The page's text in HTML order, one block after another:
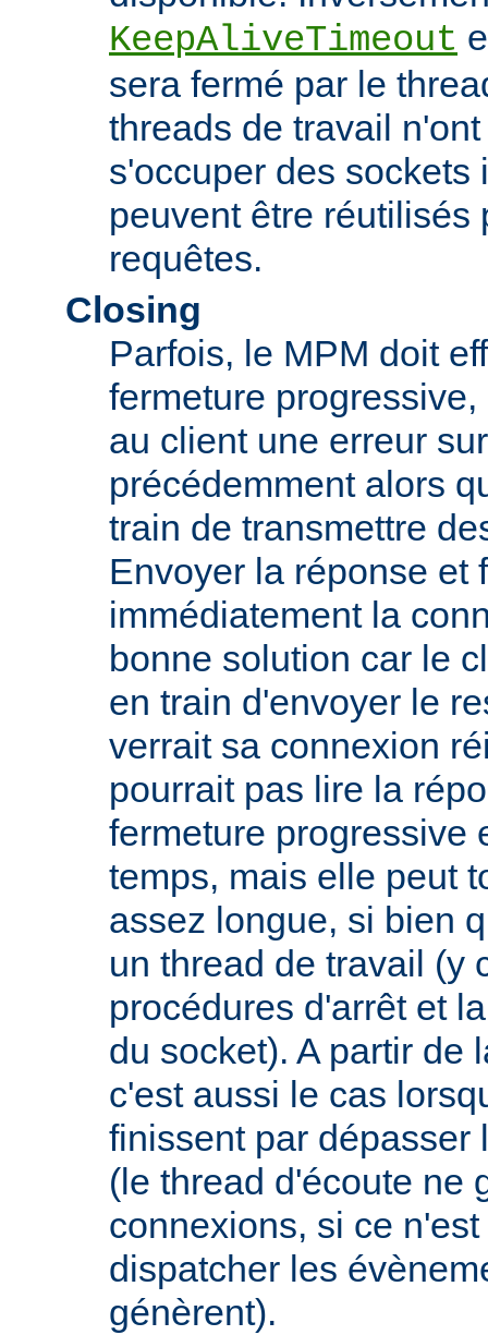
KeepAliveTimeout
sera fermé par le
threads de travail
s'occuper des sockets
peuvent être réutilisés
requêtes.
Closing
Parfois, le MPM doit
fermeture
au client une erreur
précédemment alors
train de transmettre
Envoyer la réponse et
immédiatement la
bonne solution car le
en train d'envoyer le
verrait sa connexion
pourrait pas lire la
fermeture progressive
temps, mais elle peut
assez longue, si bien
un thread de travail (y
procédures d'arrêt et
du socket). A partir de
c'est aussi le cas
finissent par dépasser
(le thread d'écoute ne
connexions, si ce
dispatcher les
génèrent).